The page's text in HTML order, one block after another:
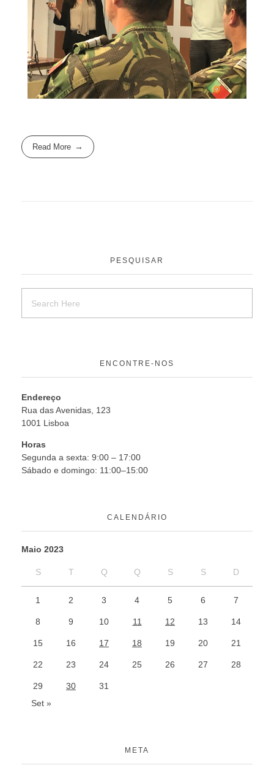
Read More
PESQUISAR
ENCONTRE-NOS
Endereço
Rua das Avenidas, 123
1001 Lisboa
Horas
Segunda a sexta: 9:00 – 17:00
Sábado e domingo: 11:00–15:00
CALENDÁRIO
Maio 2023
S T Q Q S S D
1 2 3 4 5 6 7
8 9 10 11 12 13 14
15 16 17 18 19 20 21
22 23 24 25 26 27 28
29 30
31
Set »
META